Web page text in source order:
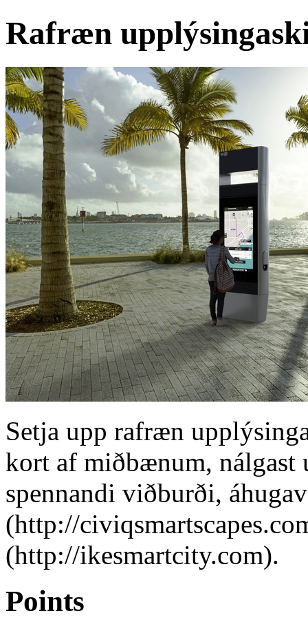
Rafræn
Setja upp rafræn
kort af miðbænum, nálgast
spennandi viðburði,
(http://
(http://ikesmartcity.com).
Points